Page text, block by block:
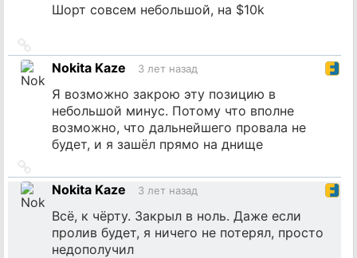
Шорт совсем небольшой, на $10k
на
источник
Nokita Kaze 3 лет назад
Я возможно закрою эту позицию в
небольшой минус. Потому что вполне
возможно, что дальнейшего провала не
будет, и я зашёл прямо на днище
на
источник
Nokita Kaze 3 лет назад
Всё, к чёрту. Закрыл в ноль. Даже если
пролив будет, я ничего не потерял, просто
недополучил